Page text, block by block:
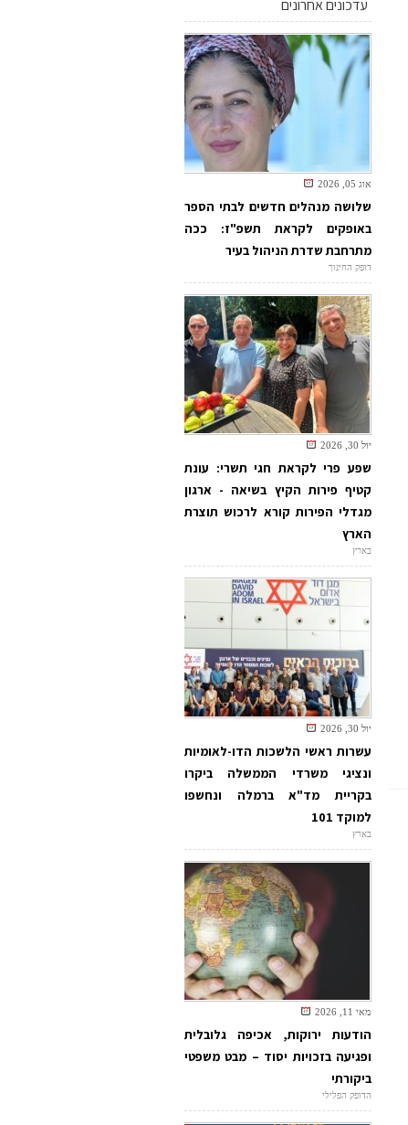
עדכונים אחרונים
אוג 05, 2026
שלושה מנהלים חדשים לבתי הספר
באופקים לקראת תשפ"ז: ככה
מתרחבת שדרת הניהול בעיר
דופק החינוך
יול 30, 2026
שפע פרי לקראת חגי תשרי: עונת
קטיף פירות הקיץ בשיאה - ארגון
מגדלי הפירות קורא לרכוש תוצרת
הארץ
בארץ
יול 30, 2026
עשרות ראשי הלשכות הדו-לאומיות
ונציגי משרדי הממשלה ביקרו
בקריית מד"א ברמלה ונחשפו
למוקד 101
בארץ
מאי 11, 2026
הודעות ירוקות, אכיפה גלובלית
ופגיעה בזכויות יסוד – מבט משפטי
ביקורתי
הדופק הפלילי